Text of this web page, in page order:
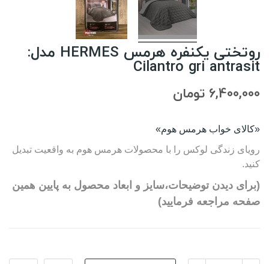
روتختی یکنفره هرمس HERMES مدل:
Cilantro gri antrasit
6,400,000 تومان
«کالای خواب هرمس هوم»
رویای زندگی لوکس را با محصولات هرمس هوم به واقعیت تبدیل
کنید.
(برای دیدن توضیحات،سایز و ابعاد محصول به پایین همین
صفحه مراجعه فرمایید)